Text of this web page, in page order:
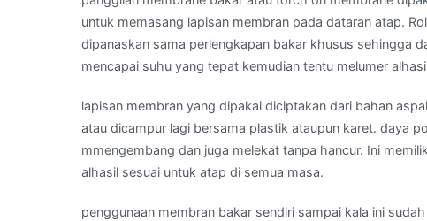
untuk memasang lapisan membran pada dataran atap.
dipanaskan sama perlengkapan bakar khusus sehingga
mencapai suhu yang tepat kemudian tentu melumer
lapisan membran yang dipakai diciptakan dari bahan
atau dicampur lagi bersama plastik ataupun karet. daya
mmengembang dan juga melekat tanpa hancur. Ini
alhasil sesuai untuk atap di semua masa.
penggunaan membran bakar sendiri sampai kala ini